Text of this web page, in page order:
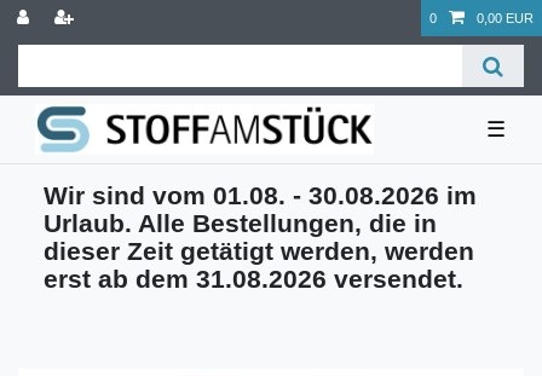
0 0,00 EUR
☰
Wir sind vom 01.08. - 30.08.2026 im
Urlaub. Alle Bestellungen, die in
dieser Zeit getätigt werden, werden
erst ab dem 31.08.2026 versendet.